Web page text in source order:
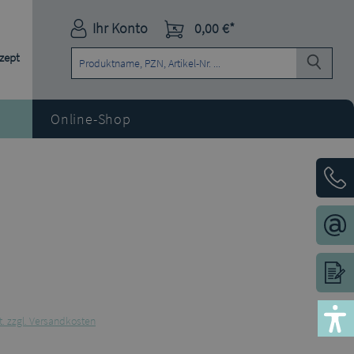
Ihr Konto 0,00 €*
Online-Shop
zzgl. Versandkosten